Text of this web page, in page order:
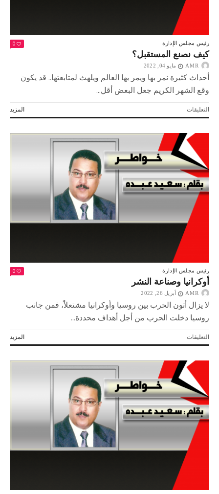
رئيس مجلس الإدارة 0
كيف نصنع المستقبل؟
AMR مايو 04, 2022
أحداث كثيرة نمر بها ويمر بها العالم ويلهث لمتابعتها.. قد يكون
وقع الشهر الكريم جعل البعض أقل...
المزيد التعليقاتعلى
كيف
المستقبل؟
مغلقة
رئيس مجلس الإدارة 0
أوكرانيا وصناعة النشر
AMR أبريل 26, 2022
لا يزال أتون الحرب بين روسيا وأوكرانيا مشتعلاً، فمن جانب
روسيا دخلت الحرب من أجل أهداف محددة...
المزيد التعليقاتعلى
أوكرانيا
النشر
مغلقة